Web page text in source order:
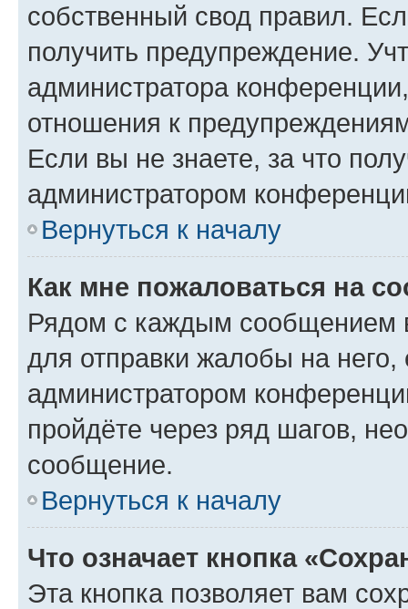
собственный свод правил.
получить предупреждение.
администратора
отношения к
Если вы не знаете, за что
администратором
Вернуться к началу
Как мне пожаловаться на
Рядом с каждым сообщением
для отправки жалобы на
администратором
пройдёте через ряд шагов,
сообщение.
Вернуться к началу
Что означает кнопка
Эта кнопка позволяет вам